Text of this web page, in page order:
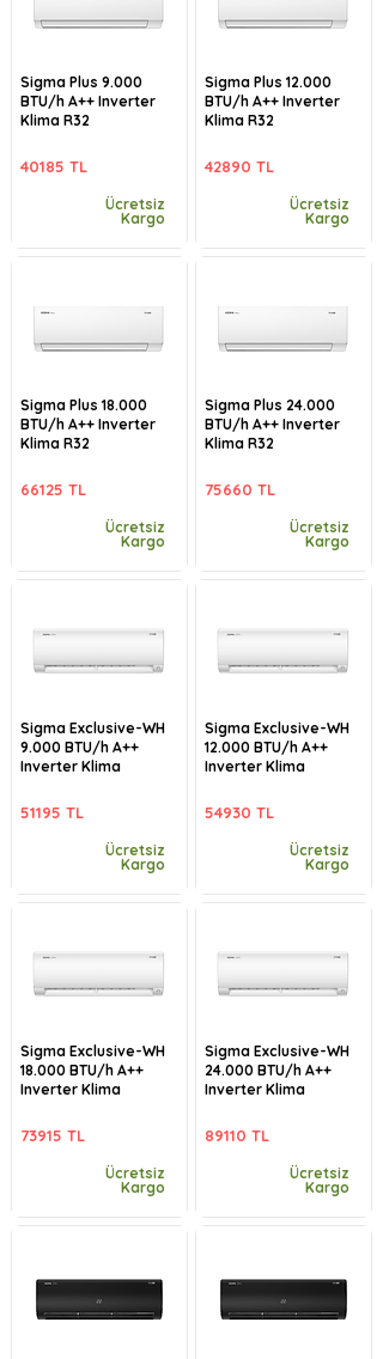
Sigma Plus 9.000
BTU/h A++ Inverter
Klima R32
40185 TL
Ücretsiz
Kargo
Sigma Plus 18.000
BTU/h A++ Inverter
Klima R32
66125 TL
Ücretsiz
Kargo
Sigma Exclusive-WH
9.000 BTU/h A++
Inverter Klima
51195 TL
Ücretsiz
Kargo
Sigma Exclusive-WH
18.000 BTU/h A++
Inverter Klima
73915 TL
Ücretsiz
Kargo
Sigma Plus 12.000
BTU/h A++ Inverter
Klima R32
42890 TL
Ücretsiz
Kargo
Sigma Plus 24.000
BTU/h A++ Inverter
Klima R32
75660 TL
Ücretsiz
Kargo
Sigma Exclusive-WH
12.000 BTU/h A++
Inverter Klima
54930 TL
Ücretsiz
Kargo
Sigma Exclusive-WH
24.000 BTU/h A++
Inverter Klima
89110 TL
Ücretsiz
Kargo